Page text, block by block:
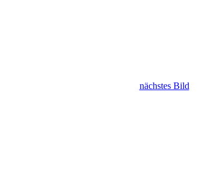
nächstes Bild